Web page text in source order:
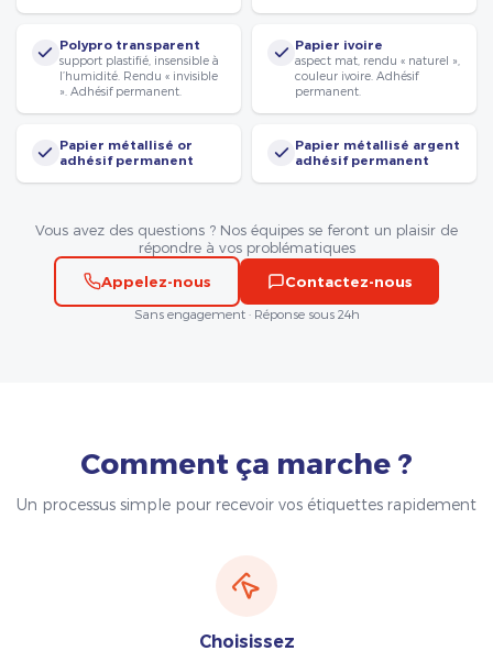
Polypro transparent
support plastifié, insensible à
l’humidité. Rendu « invisible
». Adhésif permanent.
Papier ivoire
aspect mat, rendu « naturel »,
couleur ivoire. Adhésif
permanent.
Papier métallisé or
adhésif permanent
Papier métallisé argent
adhésif permanent
Vous avez des questions ? Nos équipes se feront un plaisir de
répondre à vos problématiques
Appelez-nous
Contactez-nous
Sans engagement · Réponse sous 24h
Comment ça marche ?
Un processus simple pour recevoir vos étiquettes rapidement
Choisissez